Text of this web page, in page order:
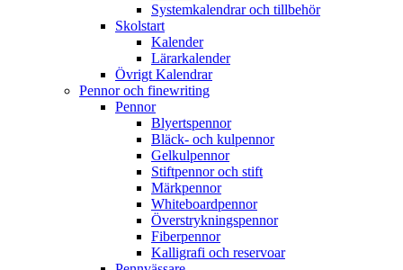
Systemkalendrar och tillbehör
Skolstart
Kalender
Lärarkalender
Övrigt Kalendrar
Pennor och finewriting
Pennor
Blyertspennor
Bläck- och kulpennor
Gelkulpennor
Stiftpennor och stift
Märkpennor
Whiteboardpennor
Överstrykningspennor
Fiberpennor
Kalligrafi och reservoar